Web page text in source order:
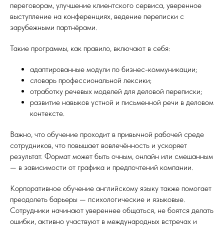
переговорам, улучшение клиентского сервиса, уверенное
выступление на конференциях, ведение переписки с
зарубежными партнёрами.
Такие программы, как правило, включают в себя:
адаптированные модули по бизнес-коммуникации;
словарь профессиональной лексики;
отработку речевых моделей для деловой переписки;
развитие навыков устной и письменной речи в деловом
контексте.
Важно, что обучение проходит в привычной рабочей среде
сотрудников, что повышает вовлечённость и ускоряет
результат. Формат может быть очным, онлайн или смешанным
— в зависимости от графика и предпочтений компании.
Корпоративное обучение английскому языку также помогает
преодолеть барьеры — психологические и языковые.
Сотрудники начинают увереннее общаться, не боятся делать
ошибки, активно участвуют в международных встречах и